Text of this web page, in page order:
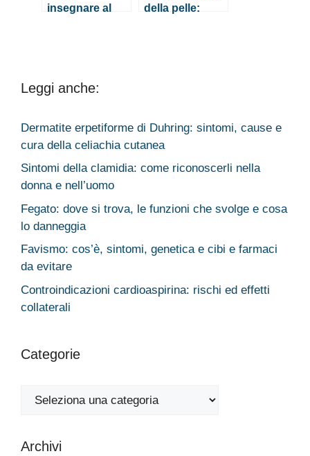
insegnare al
penna
della pelle:
Leggi anche:
Dermatite erpetiforme di Duhring: sintomi, cause e
cura della celiachia cutanea
Sintomi della clamidia: come riconoscerli nella
donna e nell’uomo
Fegato: dove si trova, le funzioni che svolge e cosa
lo danneggia
Favismo: cos’è, sintomi, genetica e cibi e farmaci
da evitare
Controindicazioni cardioaspirina: rischi ed effetti
collaterali
Categorie
Categorie
Archivi